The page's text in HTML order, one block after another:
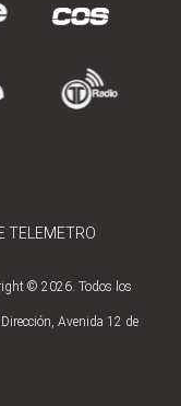
TELEMETRO
© 2026. Todos los
Avenida 12 de